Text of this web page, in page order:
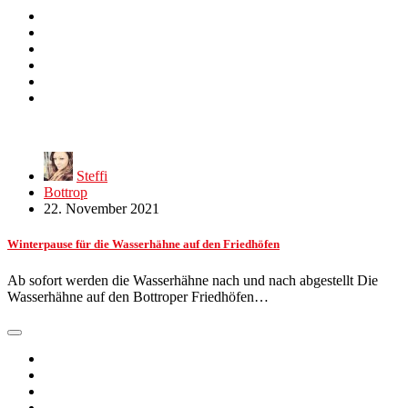
Steffi
Bottrop
22. November 2021
Winterpause für die Wasserhähne auf den Friedhöfen
Ab sofort werden die Wasserhähne nach und nach abgestellt Die
Wasserhähne auf den Bottroper Friedhöfen…